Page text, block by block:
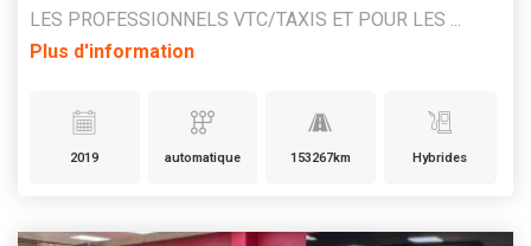
LES PROFESSIONNELS VTC/TAXIS ET POUR LES ...
Plus d'information
2019 automatique 153267km Hybrides